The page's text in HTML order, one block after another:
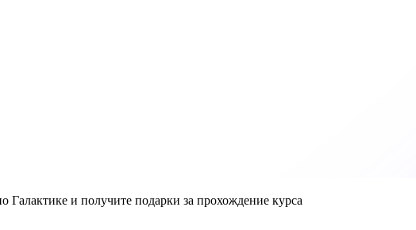
Галактике и получите подарки за прохождение курса